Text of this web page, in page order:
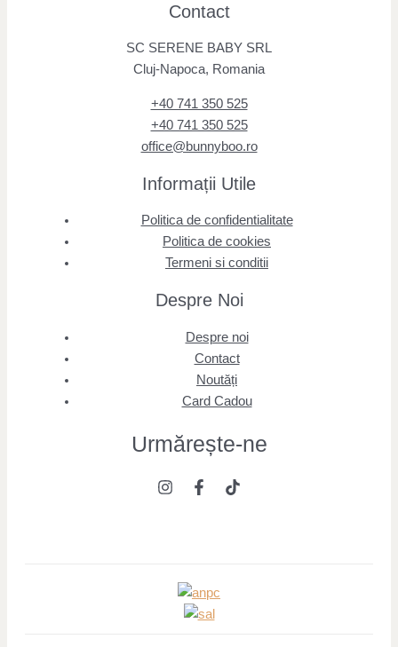
Contact
SC SERENE BABY SRL
Cluj-Napoca, Romania
+40 741 350 525
+40 741 350 525
office@bunnyboo.ro
Informații Utile
Politica de confidentialitate
Politica de cookies
Termeni si conditii
Despre Noi
Despre noi
Contact
Noutăți
Card Cadou
Urmărește-ne